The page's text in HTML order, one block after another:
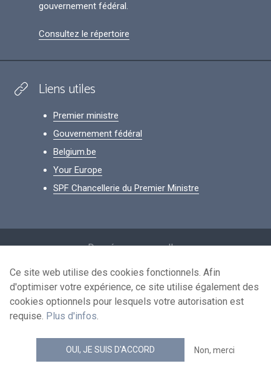
gouvernement fédéral.
Consultez le répertoire
Liens utiles
Premier ministre
Gouvernement fédéral
Belgium.be
Your Europe
SPF Chancellerie du Premier Ministre
Données personnelles
Conditions de réutilisation
Contactez-nous
news.belgium flux RSS
© 2026 - news.belgium.be
Ce site web utilise des cookies fonctionnels. Afin
d'optimiser votre expérience, ce site utilise également des
cookies optionnels pour lesquels votre autorisation est
requise. Plus d'infos.
OUI, JE SUIS D'ACCORD Non, merci